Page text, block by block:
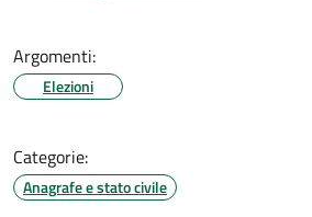
Argomenti:
Elezioni
Categorie:
Anagrafe e stato civile